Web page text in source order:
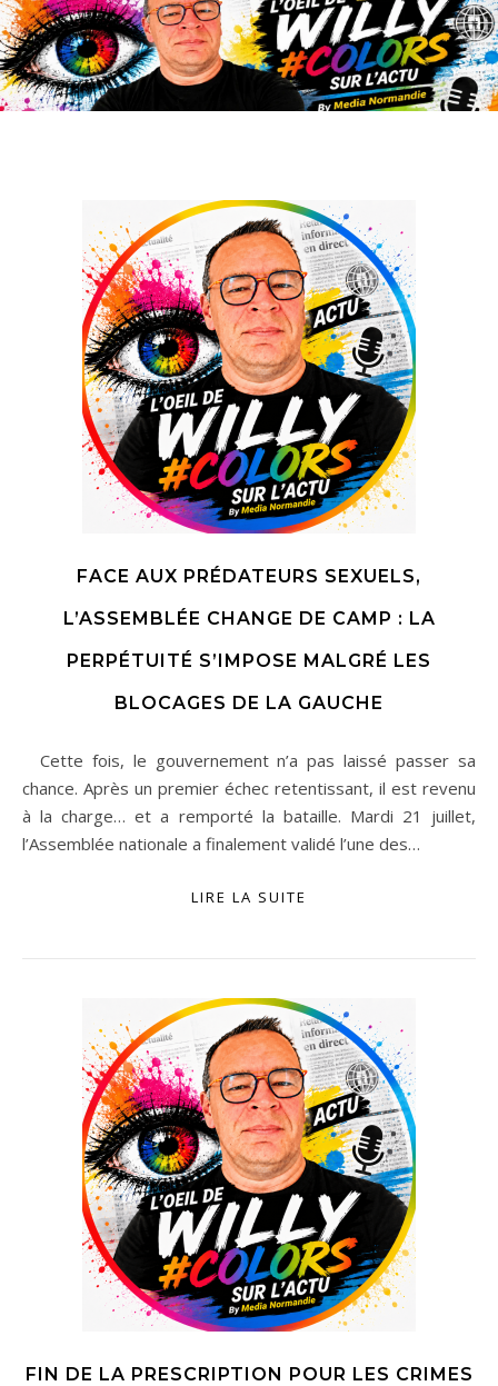
FACE AUX PRÉDATEURS SEXUELS,
L’ASSEMBLÉE CHANGE DE CAMP : LA
PERPÉTUITÉ S’IMPOSE MALGRÉ LES
BLOCAGES DE LA GAUCHE
Cette fois, le gouvernement n’a pas laissé passer sa
chance. Après un premier échec retentissant, il est revenu
à la charge… et a remporté la bataille. Mardi 21 juillet,
l’Assemblée nationale a finalement validé l’une des…
LIRE LA SUITE
FIN DE LA PRESCRIPTION POUR LES CRIMES